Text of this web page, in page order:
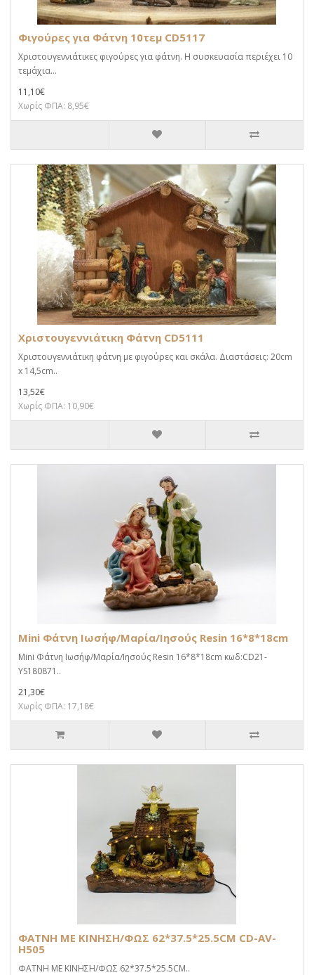
Φιγούρες για Φάτνη 10τεμ CD5117
Χριστουγεννιάτικες φιγούρες για φάτνη. Η συσκευασία περιέχει 10
τεμάχια...
11,10€
Χωρίς ΦΠΑ: 8,95€
Χριστουγεννιάτικη Φάτνη CD5111
Χριστουγεννιάτικη φάτνη με φιγούρες και σκάλα. Διαστάσεις: 20cm
x 14,5cm..
13,52€
Χωρίς ΦΠΑ: 10,90€
Mini Φάτνη Ιωσήφ/Μαρία/Ιησούς Resin 16*8*18cm
Mini Φάτνη Ιωσήφ/Μαρία/Ιησούς Resin 16*8*18cm κωδ:CD21-
YS180871..
21,30€
Χωρίς ΦΠΑ: 17,18€
ΦΑΤΝΗ ΜΕ ΚΙΝΗΣΗ/ΦΩΣ 62*37.5*25.5CM CD-AV-
H505
ΦΑΤΝΗ ΜΕ ΚΙΝΗΣΗ/ΦΩΣ 62*37.5*25.5CM..